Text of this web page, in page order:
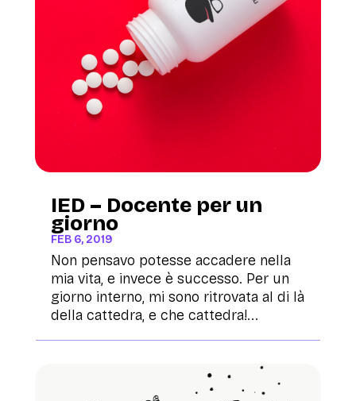
IED – Docente per un
giorno
FEB 6, 2019
Non pensavo potesse accadere nella
mia vita, e invece è successo. Per un
giorno interno, mi sono ritrovata al di là
della cattedra, e che cattedra!...